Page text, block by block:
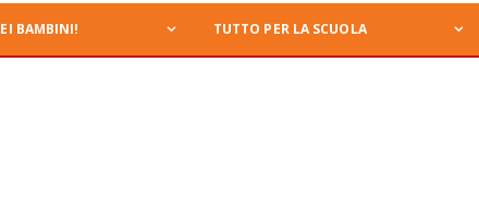
BAMBINI! TUTTO PER LA SCUOLA